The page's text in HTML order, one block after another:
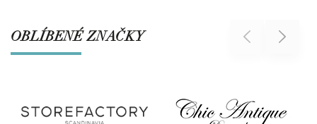
OBLÍBENÉ ZNAČKY Previous Next